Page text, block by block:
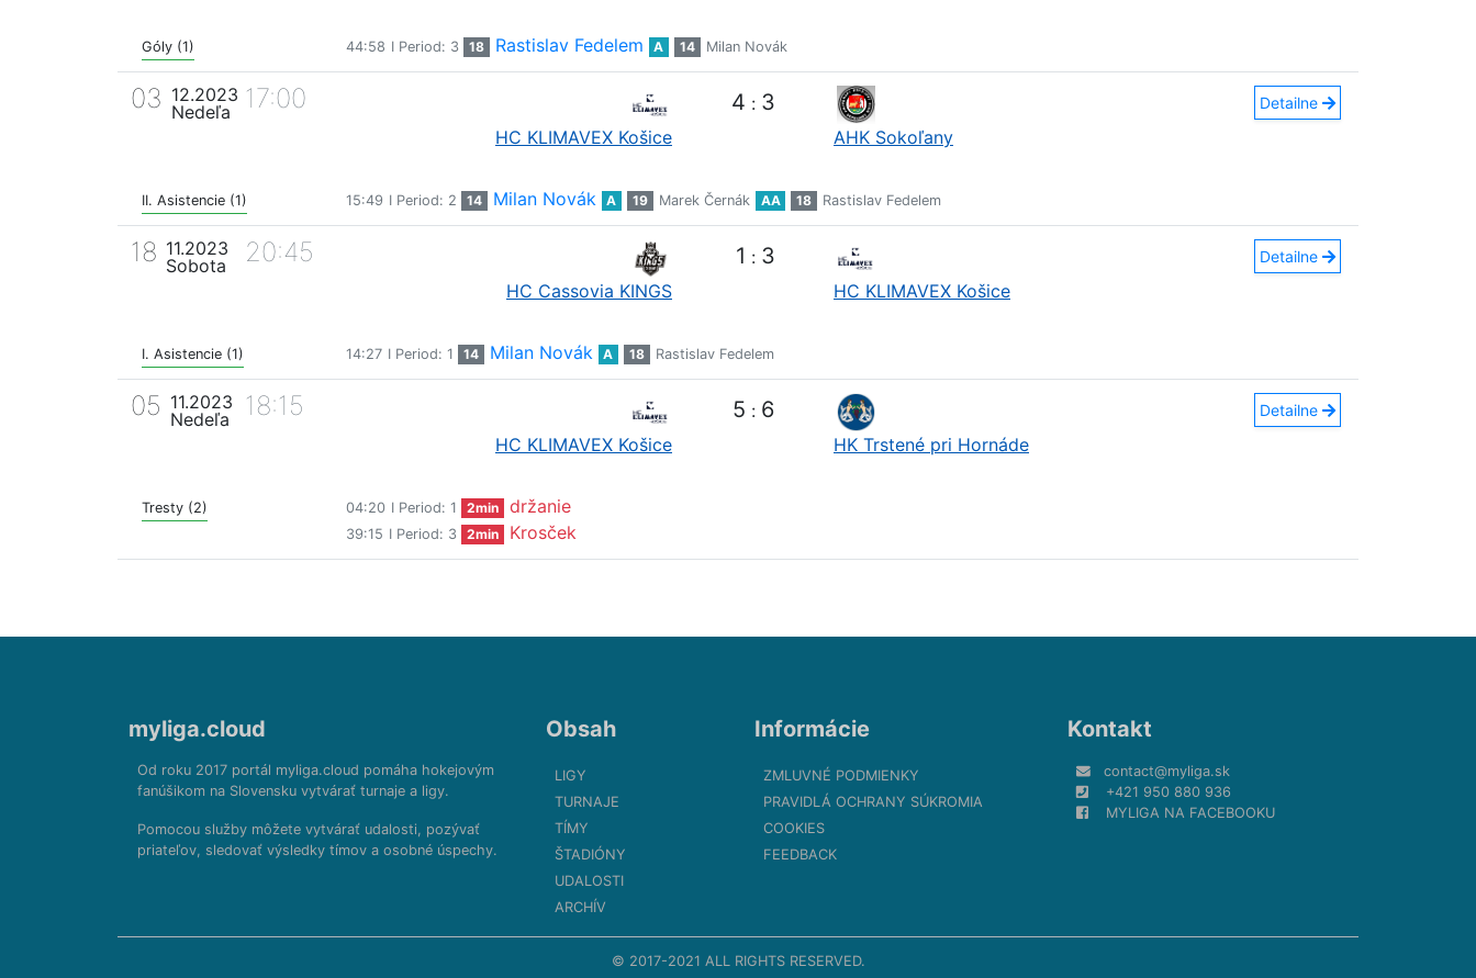
Góly (1) 44:58 I Period: 3 18 Rastislav Fedelem A 14 Milan Novák
03 12.2023
Nedeľa
17:00
HC KLIMAVEX Košice
4 : 3
AHK Sokoľany
Detailne
II. Asistencie (1) 15:49 I Period: 2 14 Milan Novák A 19 Marek Černák AA 18 Rastislav Fedelem
18 11.2023
Sobota
20:45
HC Cassovia KINGS
1 : 3
HC KLIMAVEX Košice
Detailne
I. Asistencie (1) 14:27 I Period: 1 14 Milan Novák A 18 Rastislav Fedelem
05 11.2023
Nedeľa
18:15
HC KLIMAVEX Košice
5 : 6
HK Trstené pri Hornáde
Detailne
Tresty (2) 04:20 I Period: 1 2min držanie
39:15 I Period: 3 2min Krosček
myliga.cloud
Od roku 2017 portál myliga.cloud pomáha hokejovým
fanúšikom na Slovensku vytvárať turnaje a ligy.
Pomocou služby môžete vytvárať udalosti, pozývať
priateľov, sledovať výsledky tímov a osobné úspechy.
Obsah
LIGY
TURNAJE
TÍMY
ŠTADIÓNY
UDALOSTI
ARCHÍV
Informácie
ZMLUVNÉ PODMIENKY
PRAVIDLÁ OCHRANY SÚKROMIA
COOKIES
FEEDBACK
Kontakt
contact@myliga.sk
+421 950 880 936
MYLIGA NA FACEBOOKU
© 2017-2021 ALL RIGHTS RESERVED.